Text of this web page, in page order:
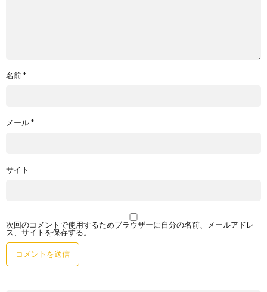
名前*
メール*
サイト
次回のコメントで使用するためブラウザーに自分の名前、メールアドレ
ス、サイトを保存する。